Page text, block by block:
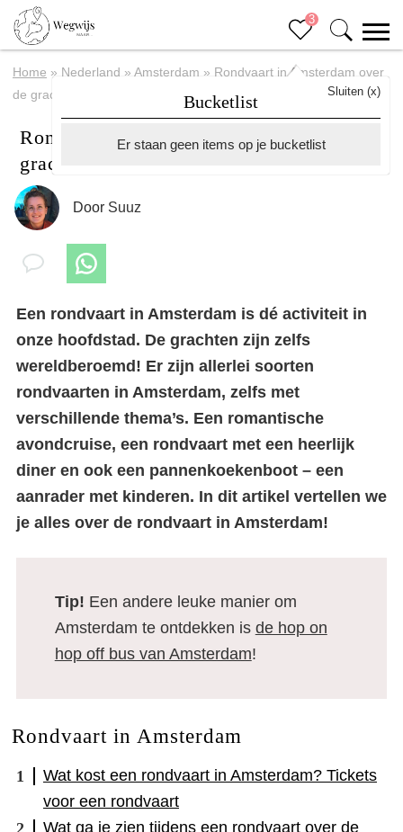
3
Bucketlist
Sluiten (x)
Er staan geen items op je bucketlist
Home » Nederland » Amsterdam » Rondvaart in Amsterdam over
de grachten
Rondvaart in Amsterdam over de
grachten
Door Suuz
Een rondvaart in Amsterdam is dé activiteit in
onze hoofdstad. De grachten zijn zelfs
wereldberoemd! Er zijn allerlei soorten
rondvaarten in Amsterdam, zelfs met
verschillende thema’s. Een romantische
avondcruise, een rondvaart met een heerlijk
diner en ook een pannenkoekenboot – een
aanrader met kinderen. In dit artikel vertellen we
je alles over de rondvaart in Amsterdam!
Tip! Een andere leuke manier om
Amsterdam te ontdekken is de hop on
hop off bus van Amsterdam!
Rondvaart in Amsterdam
Wat kost een rondvaart in Amsterdam? Tickets
voor een rondvaart
Wat ga je zien tijdens een rondvaart over de